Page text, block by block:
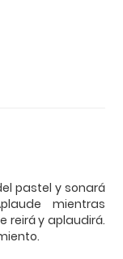
pastel y sonará
mientras
reirá y aplaudirá.